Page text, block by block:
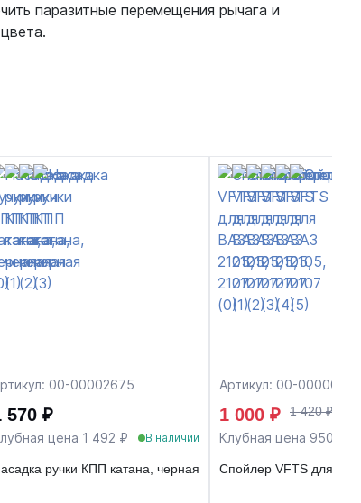
паразитные перемещения рычага и
00-00002675
570 ₽
цена 1 492 ₽ В наличии
ручки КПП катана, черная
Артикул: 00-
1 000 ₽ 1 420 ₽
Клубная цена 950 ₽
Спойлер VFTS для